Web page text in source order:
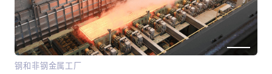
钢和非钢金属工厂